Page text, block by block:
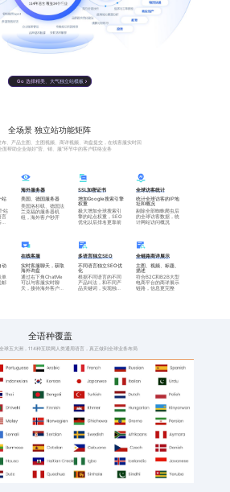
英语、法语、德语、
班牙语
阿拉伯语、意大利语
语、印地语